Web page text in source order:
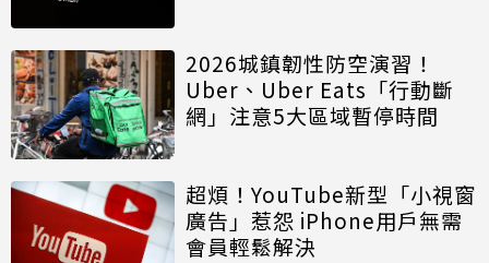
2026城鎮韌性防空演習！
Uber、Uber Eats「行動斷
網」注意5大區域暫停時間
超煩！YouTube新型「小視窗
廣告」惹怨 iPhone用戶無需
會員輕鬆解決